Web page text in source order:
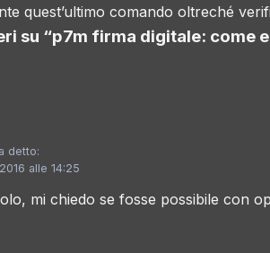
quest’ultimo comando oltreché
su “p7m firma digitale: come
detto:
alle 14:25
mi chiedo se fosse possibile con